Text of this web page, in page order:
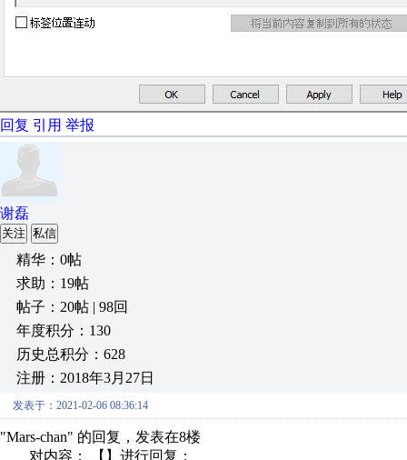
回复 引用 举报
谢磊
关注 私信
精华：0帖
求助：19帖
帖子：20帖 | 98回
年度积分：130
历史总积分：628
注册：2018年3月27日
发表于：2021-02-06 08:36:14
"Mars-chan" 的回复，发表在8楼
对内容： 【】进行回复：